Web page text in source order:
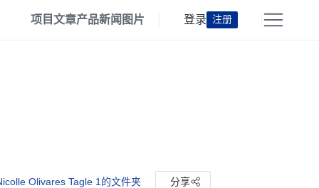
项目文章产品新闻 图片 登录 注册
Olivares Tagle 1的文件夹 分享